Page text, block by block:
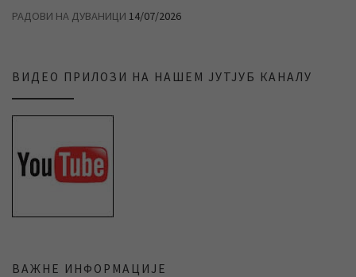
РАДОВИ НА ДУВАНИЦИ 14/07/2026
ВИДЕО ПРИЛОЗИ НА НАШЕМ ЈУТЈУБ КАНАЛУ
ВАЖНЕ ИНФОРМАЦИЈЕ